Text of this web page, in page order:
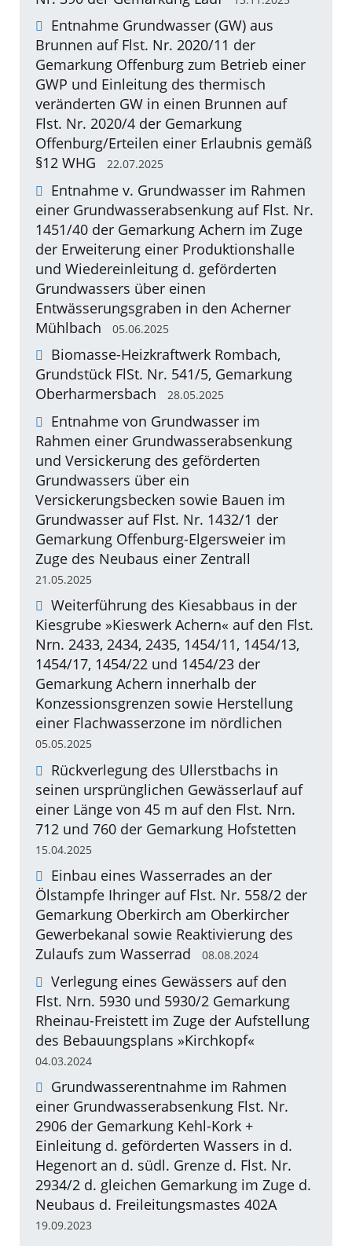
Entnahme Grundwasser (GW) aus
Brunnen auf Flst. Nr. 2020/11 der
Gemarkung Offenburg zum Betrieb einer
GWP und Einleitung des thermisch
veränderten GW in einen Brunnen auf
Flst. Nr. 2020/4 der Gemarkung
Offenburg/Erteilen einer Erlaubnis gemäß
§12 WHG
22.07.2025
Entnahme v. Grundwasser im Rahmen
einer Grundwasserabsenkung auf Flst. Nr.
1451/40 der Gemarkung Achern im Zuge
der Erweiterung einer Produktionshalle
und Wiedereinleitung d. geförderten
Grundwassers über einen
Entwässerungsgraben in den Acherner
Mühlbach
05.06.2025
Biomasse-Heizkraftwerk Rombach,
Grundstück FlSt. Nr. 541/5, Gemarkung
Oberharmersbach
28.05.2025
Entnahme von Grundwasser im
Rahmen einer Grundwasserabsenkung
und Versickerung des geförderten
Grundwassers über ein
Versickerungsbecken sowie Bauen im
Grundwasser auf Flst. Nr. 1432/1 der
Gemarkung Offenburg-Elgersweier im
Zuge des Neubaus einer Zentrall
21.05.2025
Weiterführung des Kiesabbaus in der
Kiesgrube »Kieswerk Achern« auf den Flst.
Nrn. 2433, 2434, 2435, 1454/11, 1454/13,
1454/17, 1454/22 und 1454/23 der
Gemarkung Achern innerhalb der
Konzessionsgrenzen sowie Herstellung
einer Flachwasserzone im nördlichen
05.05.2025
Rückverlegung des Ullerstbachs in
seinen ursprünglichen Gewässerlauf auf
einer Länge von 45 m auf den Flst. Nrn.
712 und 760 der Gemarkung Hofstetten
15.04.2025
Einbau eines Wasserrades an der
Ölstampfe Ihringer auf Flst. Nr. 558/2 der
Gemarkung Oberkirch am Oberkircher
Gewerbekanal sowie Reaktivierung des
Zulaufs zum Wasserrad
08.08.2024
Verlegung eines Gewässers auf den
Flst. Nrn. 5930 und 5930/2 Gemarkung
Rheinau-Freistett im Zuge der Aufstellung
des Bebauungsplans »Kirchkopf«
04.03.2024
Grundwasserentnahme im Rahmen
einer Grundwasserabsenkung Flst. Nr.
2906 der Gemarkung Kehl-Kork +
Einleitung d. geförderten Wassers in d.
Hegenort an d. südl. Grenze d. Flst. Nr.
2934/2 d. gleichen Gemarkung im Zuge d.
Neubaus d. Freileitungsmastes 402A
19.09.2023